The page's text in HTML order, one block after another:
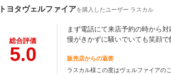
トヨタヴェルファイアを購入したユーザー ラスカル
総合評価
5.0
まず電話にて来店予約の時から
慢がきかずに騒いでいても笑顔
販売店からの返答
ラスカル様この度はヴェルファイアの